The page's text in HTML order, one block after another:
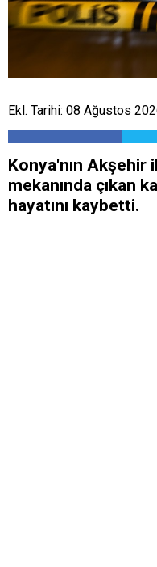
Ekl. Tarihi: 08 Ağustos
Konya'nın Akşehir
mekanında çıkan
hayatını kaybetti.